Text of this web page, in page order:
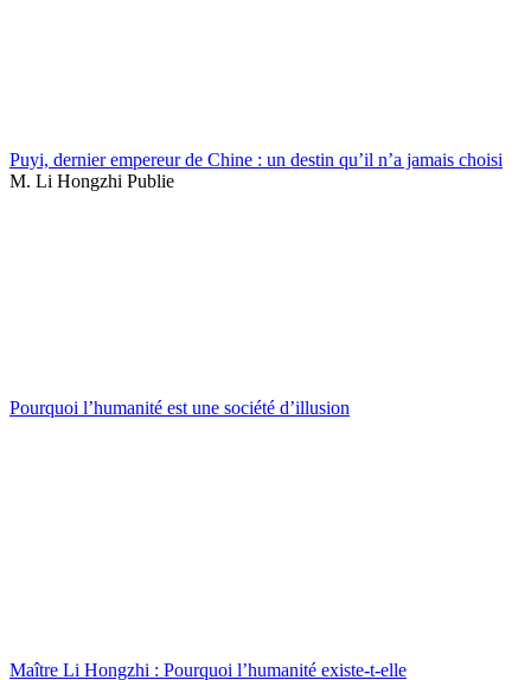
Puyi, dernier empereur de Chine : un destin qu’il n’a jamais choisi
M. Li Hongzhi Publie
Pourquoi l’humanité est une société d’illusion
Maître Li Hongzhi : Pourquoi l’humanité existe-t-elle